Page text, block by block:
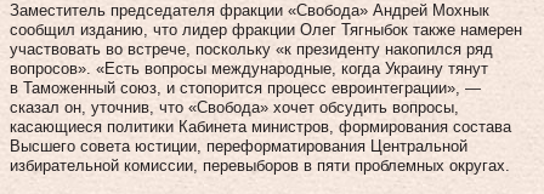
Заместитель председателя фракции «Свобода» Андрей Мохнык
сообщил изданию, что лидер фракции Олег Тягныбок также намерен
участвовать во встрече, поскольку «к президенту накопился ряд
вопросов». «Есть вопросы международные, когда Украину тянут
в Таможенный союз, и стопорится процесс евроинтеграции», —
сказал он, уточнив, что «Свобода» хочет обсудить вопросы,
касающиеся политики Кабинета министров, формирования состава
Высшего совета юстиции, переформатирования Центральной
избирательной комиссии, перевыборов в пяти проблемных округах.